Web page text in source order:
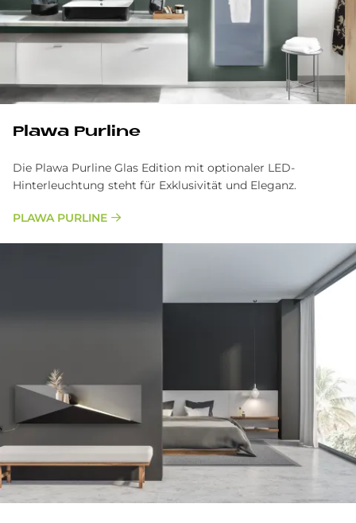
Pla­wa Pur­line
Die Plawa Purline Glas Edition mit optionaler LED-
Hinterleuchtung steht für Exklusivität und Eleganz.
PLAWA PURLINE